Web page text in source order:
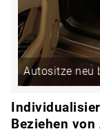
Autositze neu
Beziehen